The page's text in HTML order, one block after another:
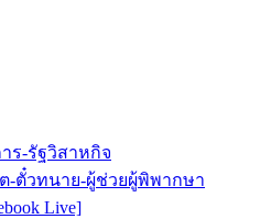
ร-รัฐวิสาหกิจ
-ตั๋วทนาย-ผู้ช่วยผู้พิพากษา
Live]